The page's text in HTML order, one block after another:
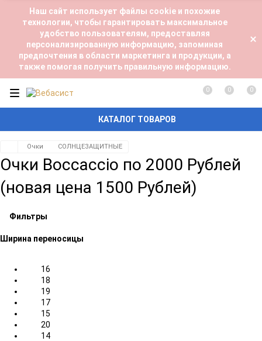
Наш сайт использует файлы cookie и похожие
технологии, чтобы гарантировать максимальное
удобство пользователям, предоставляя
персонализированную информацию, запоминая
предпочтения в области маркетинга и продукции, а
также помогая получить правильную информацию.
КАТАЛОГ ТОВАРОВ
0 0 0
Очки СОЛНЦЕЗАЩИТНЫЕ
Очки Boccaccio по 2000 Рублей
(новая цена 1500 Рублей)
Фильтры
Ширина переносицы
16
18
19
17
15
20
14